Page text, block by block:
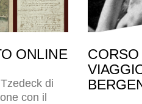
ONLINE
di
con il